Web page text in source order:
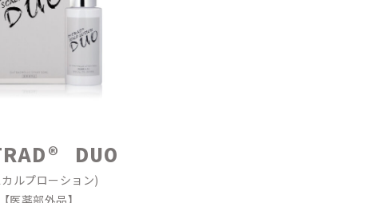
DUO
ルプローション)
医薬部外品】